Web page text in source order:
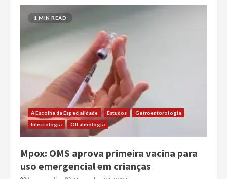
1 MIN READ
A Escolha da Especialidade Estudos
Gatroentorologia
Infectologia
Oftalmologia
Mpox: OMS aprova primeira vacina para
uso emergencial em crianças